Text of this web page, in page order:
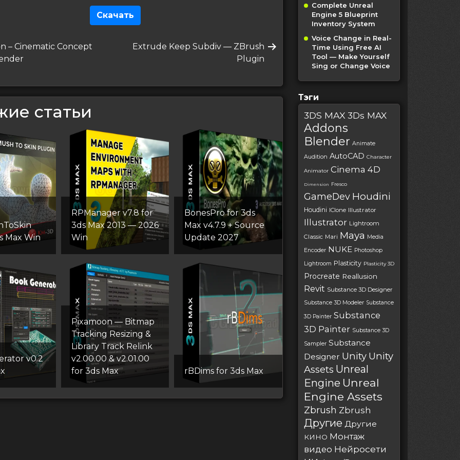
Скачать
– Cinematic Concept
Следующая
Extrude Keep Subdiv — ZBrush
Plugin
статьи
Max Win
RPManager v7.8 for
3ds Max 2013 — 2026
Win
BonesPro for 3ds
Max v4.7.9 + Source
Update 2027
v0.2
Pixamoon — Bitmap
Tracking Resizing &
Library Track Relink
v2.00.00 & v2.01.00
for 3ds Max
rBDims for 3ds Max
Complete Unreal
Engine 5 Blueprint
Inventory System
Voice Change in Real-
Time Using Free AI
Tool — Make Yourself
Sing or Change Voice
Тэги
3DS MAX 3Ds MAX
Addons
Blender Animate
Audition AutoCAD Character
Animator Cinema 4D
Dimension Fresco
GameDev Houdini
Houdini IClone Illustrator
Illustrator Lightroom
Classic Mari Maya
Media
Encoder NUKE Photoshop
Lightroom Plasticity Plasticity 3D
Procreate Reallusion
Revit Substance 3D Designer
Substance 3D Modeler Substance
3D Painter Substance
3D Painter Substance 3D
Sampler Substance
Designer Unity Unity
Assets Unreal
Engine Unreal
Engine Assets
Zbrush Zbrush
Другие Другие
КИНО Монтаж
видео Нейросети